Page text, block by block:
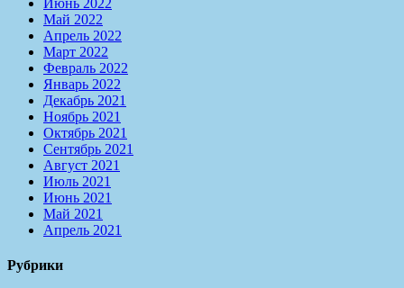
Май 2022
Апрель 2022
Март 2022
Февраль 2022
Январь 2022
Декабрь 2021
Ноябрь 2021
Октябрь 2021
Сентябрь 2021
Август 2021
Июль 2021
Июнь 2021
Май 2021
Апрель 2021
Рубрики